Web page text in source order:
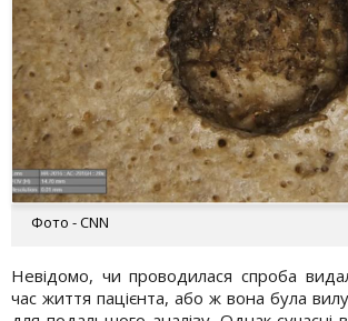
Фото - CNN
Невідомо, чи проводилася спроба
час життя пацієнта, або ж вона була